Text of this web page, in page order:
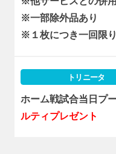
※一部除外品あり
※１枚につき一回限り
トリニータ
ホーム戦試合当日プ
ルティプレゼント